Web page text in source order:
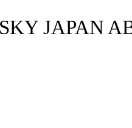
JAPAN